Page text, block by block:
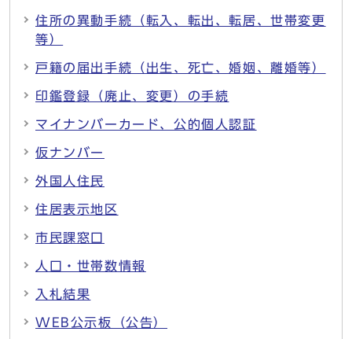
住所の異動手続（転入、転出、転居、世帯変更
等）
戸籍の届出手続（出生、死亡、婚姻、離婚等）
印鑑登録（廃止、変更）の手続
マイナンバーカード、公的個人認証
仮ナンバー
外国人住民
住居表示地区
市民課窓口
人口・世帯数情報
入札結果
WEB公示板（公告）